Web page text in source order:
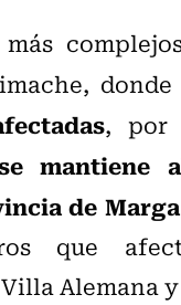
donde
, por
mantiene
de
que
Alemana